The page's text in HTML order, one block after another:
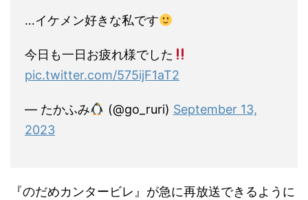
…イケメン好きな私です
今日も一日お疲れ様でした
pic.twitter.com/575ijF1aT2
— たかふみ (@go_ruri) September 13,
2023
『のだめカンタービレ』が急に再放送できるように